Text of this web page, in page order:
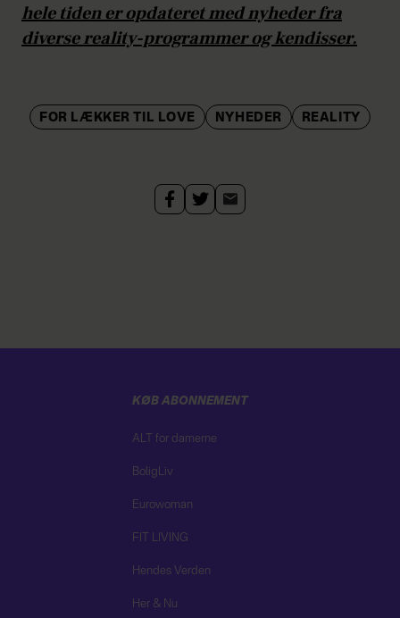
hele tiden er opdateret med nyheder fra
diverse reality-programmer og kendisser.
FOR LÆKKER TIL LOVE NYHEDER REALITY
KØB ABONNEMENT
ALT for damerne
BoligLiv
Eurowoman
FIT LIVING
Hendes Verden
Her & Nu